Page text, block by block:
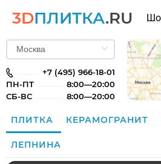
3DПЛИТКА.RU
+7 (495) 966-18-01
ПН-ПТ
8:00—20:00
СБ-ВС
8:00—20:00
ПЛИТКА КЕРАМОГРАНИТ
ЛЕПНИНА